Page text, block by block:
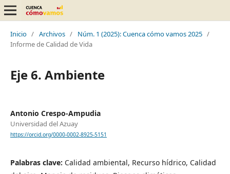
Inicio / Archivos / Núm. 1 (2025): Cuenca cómo vamos 2025 /
Informe de Calidad de Vida
Eje 6. Ambiente
Antonio Crespo-Ampudia
Universidad del Azuay
https://orcid.org/0000-0002-8925-5151
Palabras clave: Calidad ambiental, Recurso hídrico, Calidad